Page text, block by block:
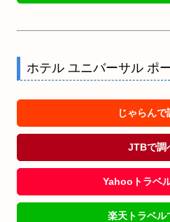
ホテル ユニバーサル ポ
じゃらんで
JTBで調
Yahooトラベ
楽天トラベル